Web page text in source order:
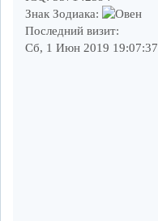
Знак Зодиака:
Последний визит:
Сб, 1 Июн 2019 19:07:37